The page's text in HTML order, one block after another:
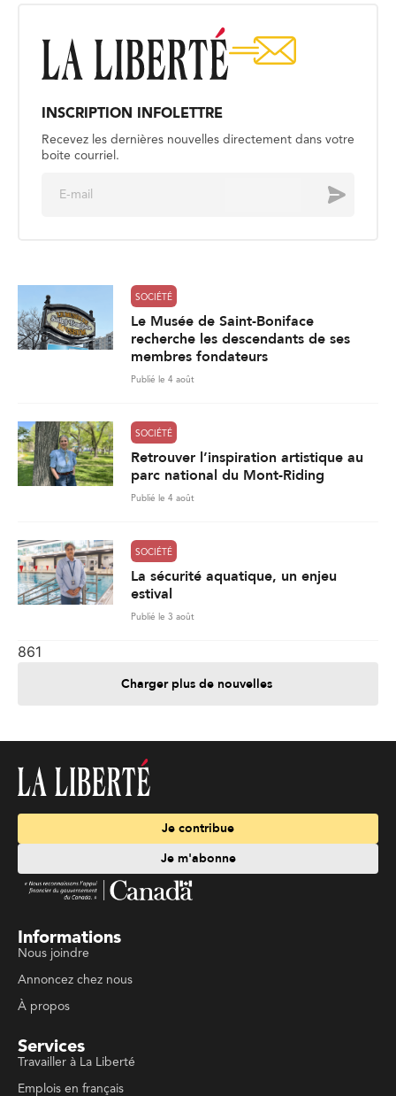
INSCRIPTION INFOLETTRE
Recevez les dernières nouvelles directement dans votre
boite courriel.
Envoyer
SOCIÉTÉ
Le Musée de Saint-Boniface
recherche les descendants de ses
membres fondateurs
Publié le 4 août
SOCIÉTÉ
Retrouver l’inspiration artistique au
parc national du Mont-Riding
Publié le 4 août
SOCIÉTÉ
La sécurité aquatique, un enjeu
estival
Publié le 3 août
861
Charger plus de nouvelles
Je contribue
Je m'abonne
Informations
Nous joindre
Annoncez chez nous
À propos
Services
Travailler à La Liberté
Emplois en français